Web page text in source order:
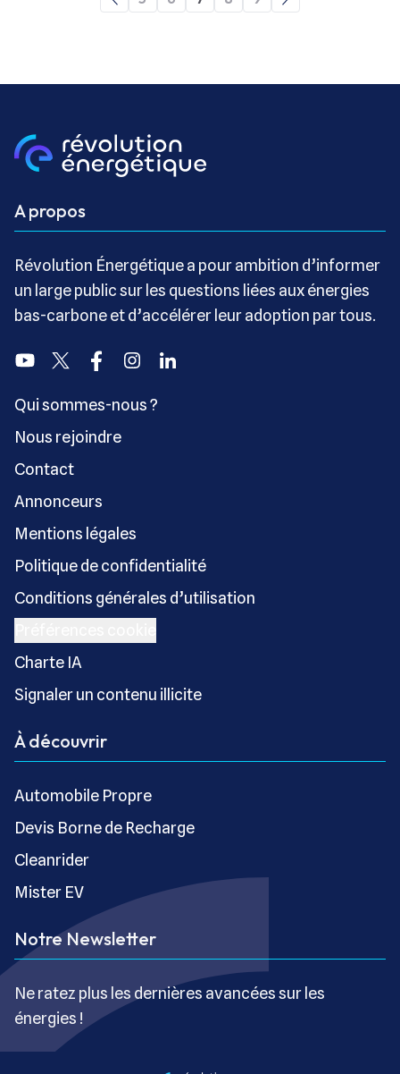
A propos
Révolution Énergétique a pour ambition d’informer
un large public sur les questions liées aux énergies
bas-carbone et d’accélérer leur adoption par tous.
YoutubeTwitter FacebookInstagramLinkedin
Qui sommes-nous ?
Nous rejoindre
Contact
Annonceurs
Mentions légales
Politique de confidentialité
Conditions générales d’utilisation
Charte IA
Signaler un contenu illicite
À découvrir
Automobile Propre
Devis Borne de Recharge
Cleanrider
Mister EV
Notre Newsletter
Ne ratez plus les dernières avancées sur les
énergies !
S’inscrire gratuitement